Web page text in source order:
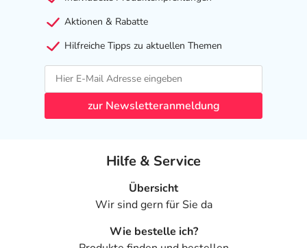
Aktionen & Rabatte
Hilfreiche Tipps zu aktuellen Themen
zur Newsletteranmeldung
Hilfe & Service
Übersicht
Wir sind gern für Sie da
Wie bestelle ich?